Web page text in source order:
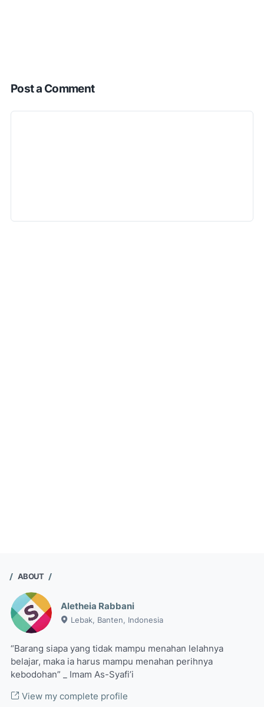
Post a Comment
ABOUT
Aletheia Rabbani
Lebak, Banten, Indonesia
“Barang siapa yang tidak mampu menahan lelahnya
belajar, maka ia harus mampu menahan perihnya
kebodohan” _ Imam As-Syafi’i
View my complete profile